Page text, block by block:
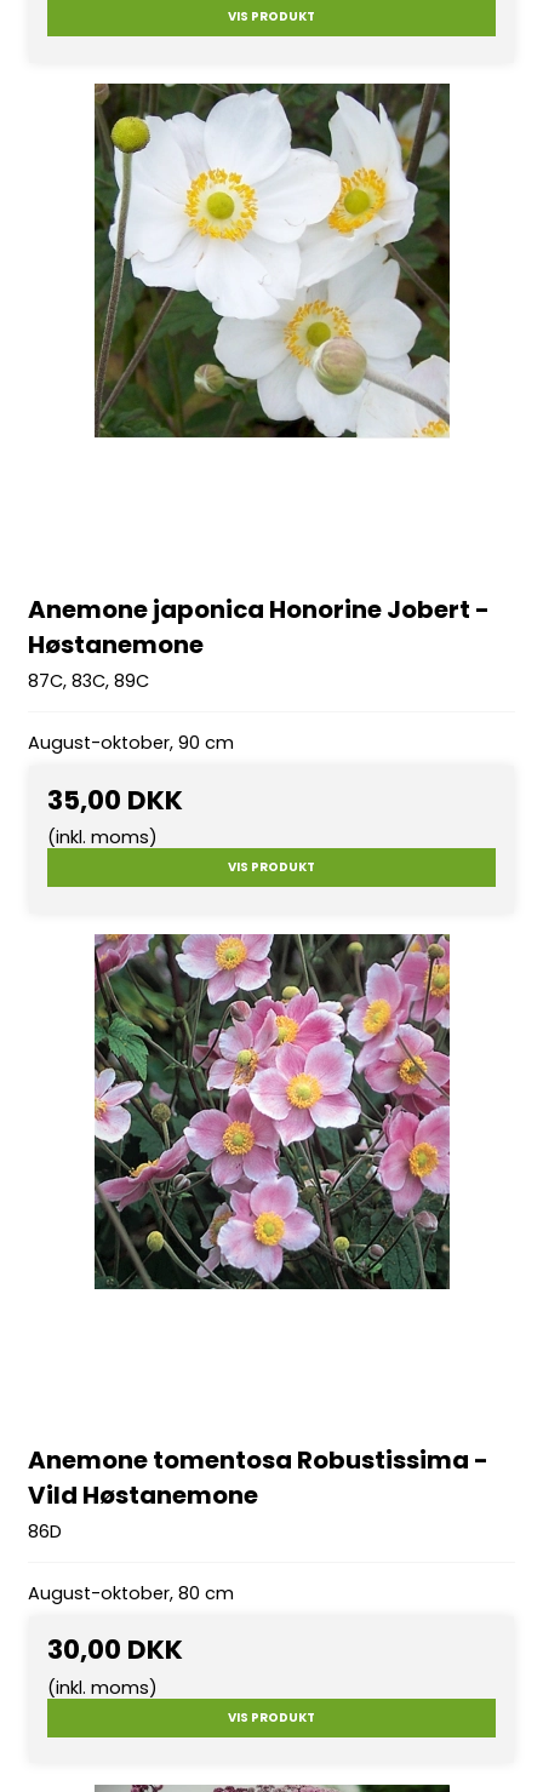
VIS PRODUKT
Anemone japonica Honorine Jobert -
Høstanemone
87C, 83C, 89C
August-oktober, 90 cm
35,00 DKK
(inkl. moms)
VIS PRODUKT
Anemone tomentosa Robustissima -
Vild Høstanemone
86D
August-oktober, 80 cm
30,00 DKK
(inkl. moms)
VIS PRODUKT